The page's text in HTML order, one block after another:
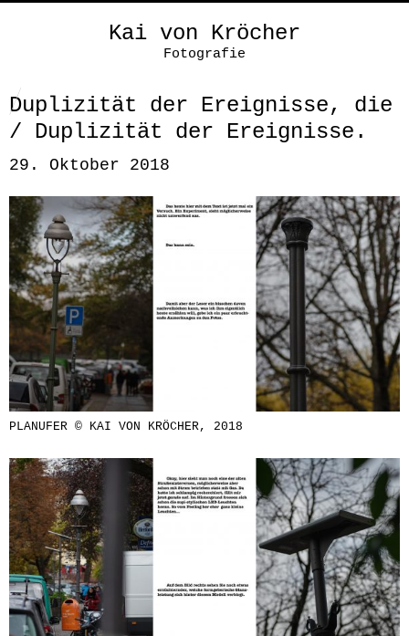
Kai von Kröcher
Fotografie
Duplizität der Ereignisse, die
/ Duplizität der Ereignisse.
29. Oktober 2018
PLANUFER © KAI VON KRÖCHER, 2018